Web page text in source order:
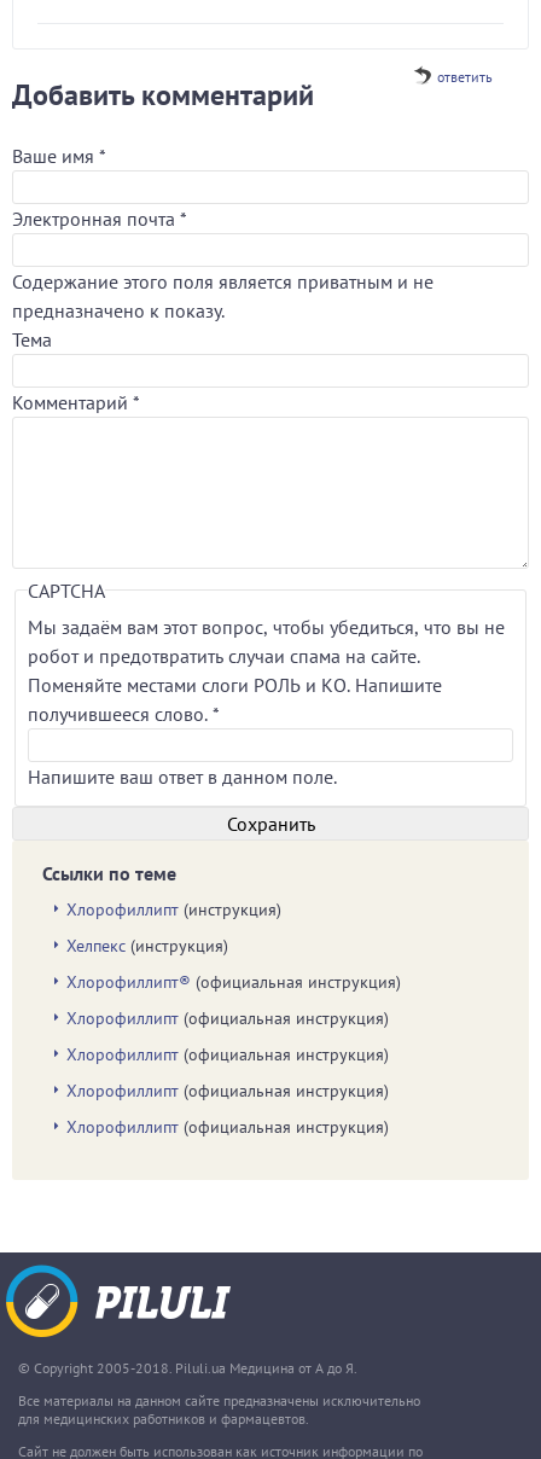
ответить
Добавить комментарий
Ваше имя *
Электронная почта *
Содержание этого поля является приватным и не
предназначено к показу.
Тема
Комментарий *
CAPTCHA
Мы задаём вам этот вопрос, чтобы убедиться, что вы не
робот и предотвратить случаи спама на сайте.
Поменяйте местами слоги РОЛЬ и КО. Напишите
получившееся слово. *
Напишите ваш ответ в данном поле.
Ссылки по теме
Хлорофиллипт (инструкция)
Хелпекс (инструкция)
Хлорофиллипт® (официальная инструкция)
Хлорофиллипт (официальная инструкция)
Хлорофиллипт (официальная инструкция)
Хлорофиллипт (официальная инструкция)
Хлорофиллипт (официальная инструкция)
© Copyright 2005-2018. Piluli.ua Медицина от А до Я.
Все материалы на данном сайте предназначены исключительно
для медицинских работников и фармацевтов.
Сайт не должен быть использован как источник информации по